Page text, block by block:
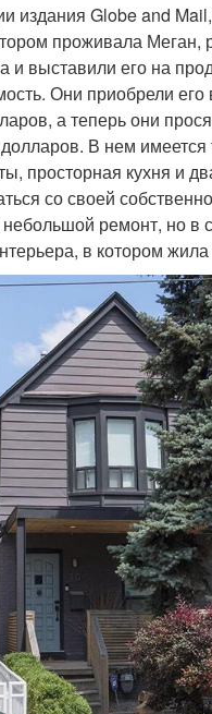
издания Globe and
проживала Меган,
и выставили его на
Они приобрели его
а теперь они
В нем имеется
просторная кухня и
со своей
ремонт, но в
в котором